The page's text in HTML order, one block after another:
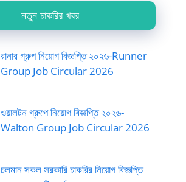
নতুন চাকরির খবর
রানার গ্রুপ নিয়োগ বিজ্ঞপ্তি ২০২৬-Runner
Group Job Circular 2026
ওয়ালটন গ্রুপে নিয়োগ বিজ্ঞপ্তি ২০২৬-
Walton Group Job Circular 2026
চলমান সকল সরকারি চাকরির নিয়োগ বিজ্ঞপ্তি